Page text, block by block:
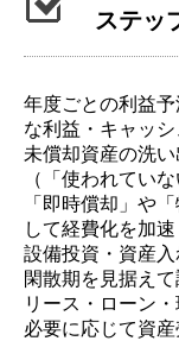
ステッ
年度ごとの利益
な利益・キャッシ
未償却資産の洗
（「使われてい
「即時償却」や
して経費化を加速
設備投資・資産
閑散期を見据えて
リース・ローン
必要に応じて資